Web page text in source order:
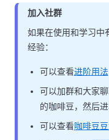
加入社群
如果在使用和学习中
经验：
可以查看进阶用法
可以加群和大家
的咖啡豆，然后
可以查看咖啡豆